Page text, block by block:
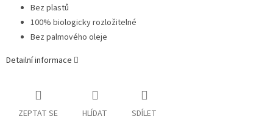
Bez plastů
100% biologicky rozložitelné
Bez palmového oleje
Detailní informace
ZEPTAT SE HLÍDAT SDÍLET